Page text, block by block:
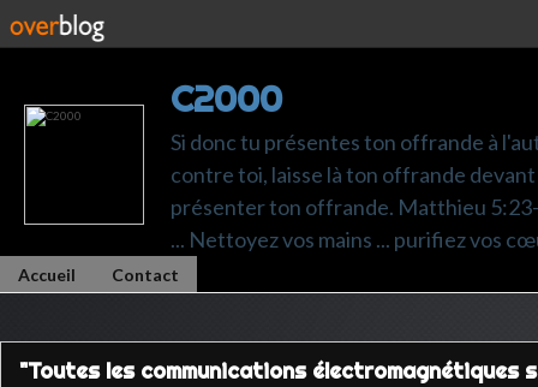
C2000
Si donc tu présentes ton offrande à
contre toi, laisse là ton offrande
présenter ton offrande. Matthieu 5:23-
... Nettoyez vos mains ... purifiez vos
Accueil Contact
"Toutes les communications électromagnétiques